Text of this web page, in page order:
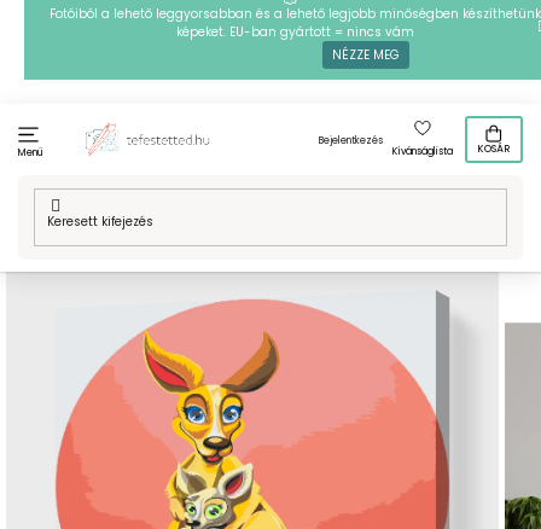
Ugrás
tartalomhoz
Fotóiból a lehető leggyorsabban és a lehető legjobb minőségben készíthetünk
képeket. EU-ban gyártott = nincs vám
NÉZZE MEG
Menü
Bejelentkezés
Kívánságlista
KOSÁR
Kezdőlap
/ Technikák / Festés számok szerint / Festés számok
szerint - Kenguru a kölykével